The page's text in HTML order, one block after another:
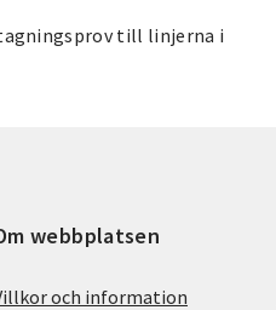
till linjerna i
webbplatsen
och information